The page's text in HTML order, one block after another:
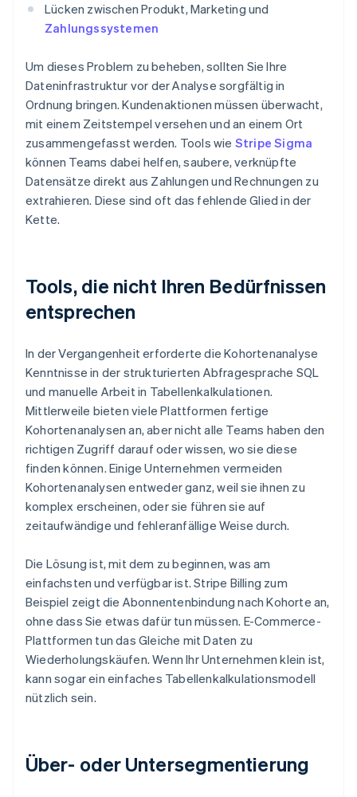
Lücken zwischen Produkt, Marketing und
Zahlungssystemen
Um dieses Problem zu beheben, sollten Sie Ihre
Dateninfrastruktur vor der Analyse sorgfältig in
Ordnung bringen. Kundenaktionen müssen überwacht,
mit einem Zeitstempel versehen und an einem Ort
zusammengefasst werden. Tools wie Stripe Sigma
können Teams dabei helfen, saubere, verknüpfte
Datensätze direkt aus Zahlungen und Rechnungen zu
extrahieren. Diese sind oft das fehlende Glied in der
Kette.
Tools, die nicht Ihren Bedürfnissen
entsprechen
In der Vergangenheit erforderte die Kohortenanalyse
Kenntnisse in der strukturierten Abfragesprache SQL
und manuelle Arbeit in Tabellenkalkulationen.
Mittlerweile bieten viele Plattformen fertige
Kohortenanalysen an, aber nicht alle Teams haben den
richtigen Zugriff darauf oder wissen, wo sie diese
finden können. Einige Unternehmen vermeiden
Kohortenanalysen entweder ganz, weil sie ihnen zu
komplex erscheinen, oder sie führen sie auf
zeitaufwändige und fehleranfällige Weise durch.
Die Lösung ist, mit dem zu beginnen, was am
einfachsten und verfügbar ist. Stripe Billing zum
Beispiel zeigt die Abonnentenbindung nach Kohorte an,
ohne dass Sie etwas dafür tun müssen. E-Commerce-
Plattformen tun das Gleiche mit Daten zu
Wiederholungskäufen. Wenn Ihr Unternehmen klein ist,
kann sogar ein einfaches Tabellenkalkulationsmodell
nützlich sein.
Über- oder Untersegmentierung